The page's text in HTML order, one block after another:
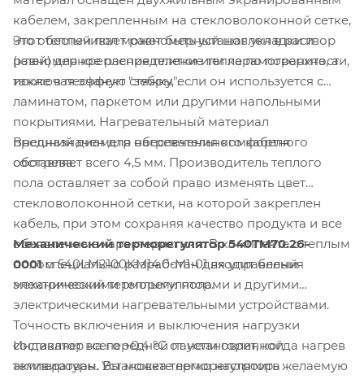
кабелем, закрепленным на стекловолоконной сетке,
что обеспечивает равномерный шаг укладки и
равномерное распределение тепла по поверхности,
исключая эффект "зебры".
Этот теплый пол может быть установлен в раствор
(клей) для крепления плитки или керамогранита, а
также в песчаную стяжку, если он используется с
ламинатом, паркетом или другими напольными
покрытиями. Нагревательный материал
предназначен для обеспечения комфортного
обогрева.
Внешний диаметр нагревательного кабеля
составляет всего 4,5 мм. Производитель теплого
пола оставляет за собой право изменять цвет
стекловолоконной сетки, на которой закреплен
кабель, при этом сохраняя качество продукта и все
объявленные характеристики. В комплекте с теплым
полом 540LM2100KM14.0-M1-01 входит белый
механический терморегулятор.
Механический терморегулятор 540TM70.26-
0001специально разработан для управления
электрическими теплыми полами и другими
электрическими нагревательными устройствами.
Точность включения и выключения нагрузки
составляет всего +0,4 °C от установленной
температуры. Вы можете легко настроить желаемую
Индикатор на передней панели горит, когда нагрев
активирован. Установка терморегулятора